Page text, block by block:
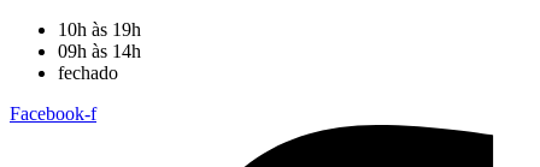
10h às 19h
09h às 14h
fechado
Facebook-f